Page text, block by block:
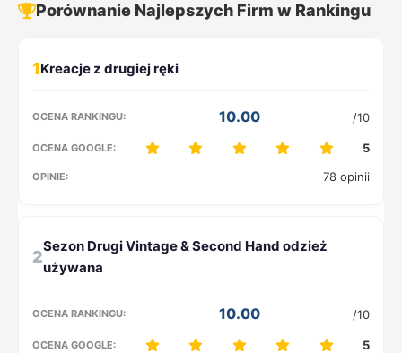
Porównanie Najlepszych Firm w Rankingu
1
10.00 /10
5
78 opinii
2
10.00 /10
5